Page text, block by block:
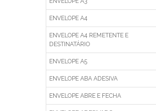
ENVELOPE A4
ENVELOPE A4 REMETENTE E
DESTINATÁRIO
ENVELOPE A5
ENVELOPE ABA ADESIVA
ENVELOPE ABRE E FECHA